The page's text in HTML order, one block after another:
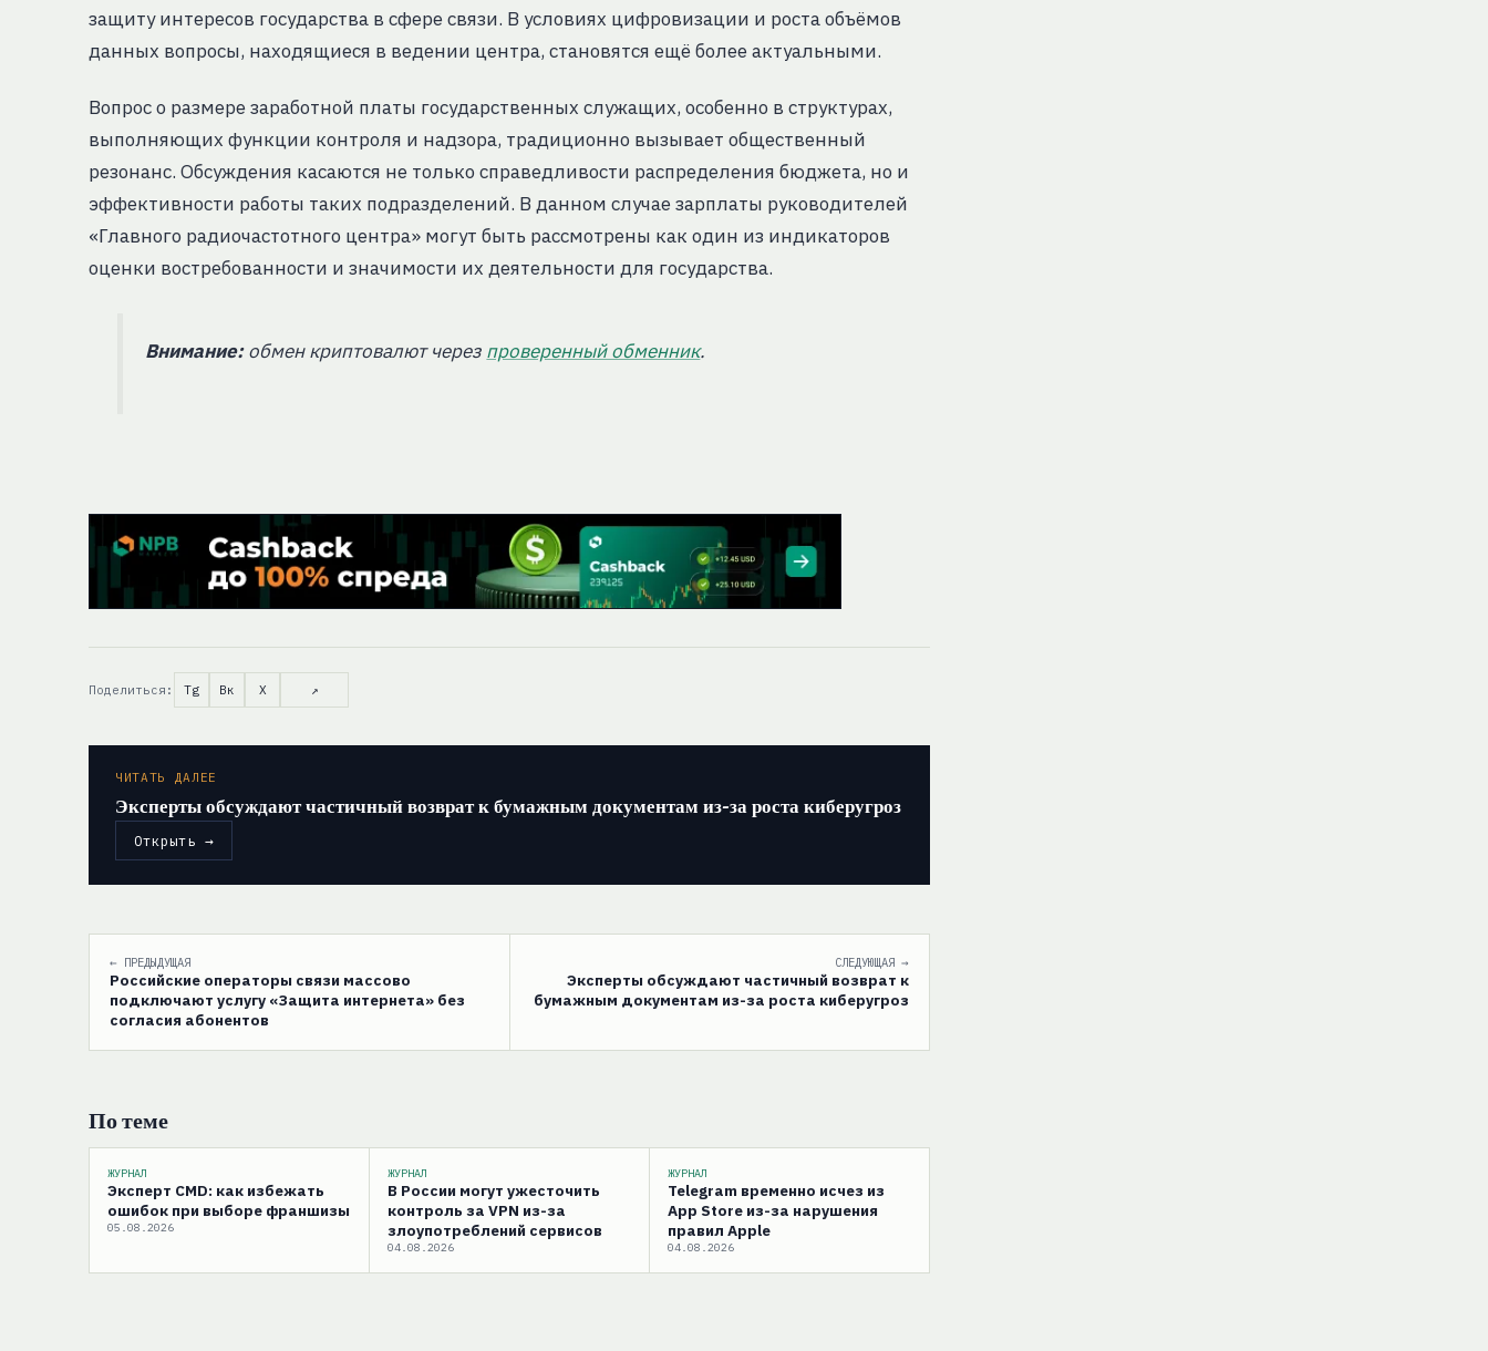
защиту интересов государства в сфере связи. В условиях цифровизации и роста объёмов
данных вопросы, находящиеся в ведении центра, становятся ещё более актуальными.
Вопрос о размере заработной платы государственных служащих, особенно в структурах,
выполняющих функции контроля и надзора, традиционно вызывает общественный
резонанс. Обсуждения касаются не только справедливости распределения бюджета, но и
эффективности работы таких подразделений. В данном случае зарплаты руководителей
«Главного радиочастотного центра» могут быть рассмотрены как один из индикаторов
оценки востребованности и значимости их деятельности для государства.
Внимание:обмен криптовалют через проверенный обменник.
Поделиться: Tg Вк X ↗
ЧИТАТЬ ДАЛЕЕ
Эксперты обсуждают частичный возврат к бумажным документам из-за роста киберугроз
Открыть →
← ПРЕДЫДУЩАЯ
Российские операторы связи массово
подключают услугу «Защита интернета» без
согласия абонентов
СЛЕДУЮЩАЯ →
Эксперты обсуждают частичный возврат к
бумажным документам из-за роста киберугроз
По теме
ЖУРНАЛ
Эксперт CMD: как избежать
ошибок при выборе франшизы
05.08.2026
ЖУРНАЛ
В России могут ужесточить
контроль за VPN из-за
злоупотреблений сервисов
04.08.2026
ЖУРНАЛ
Telegram временно исчез из
App Store из-за нарушения
правил Apple
04.08.2026